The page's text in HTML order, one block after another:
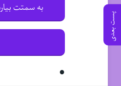
پست بعدی
به سمتت
●